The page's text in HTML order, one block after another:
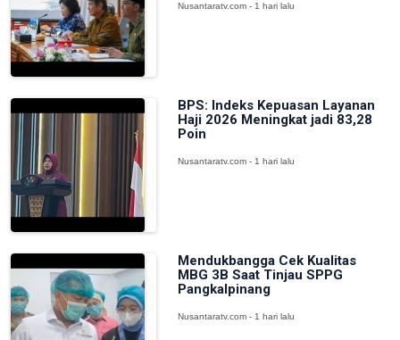
Nusantaratv.com - 1 hari lalu
BPS: Indeks Kepuasan Layanan
Haji 2026 Meningkat jadi 83,28
Poin
Nusantaratv.com - 1 hari lalu
Mendukbangga Cek Kualitas
MBG 3B Saat Tinjau SPPG
Pangkalpinang
Nusantaratv.com - 1 hari lalu